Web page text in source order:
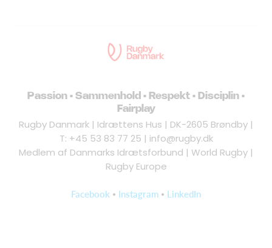
Passion • Sammenhold • Respekt • Disciplin •
Fairplay
Rugby Danmark | Idrættens Hus | DK-2605 Brøndby |
T: +45 53 83 77 25 | info@rugby.dk
Medlem af Danmarks Idrætsforbund | World Rugby |
Rugby Europe
Facebook • Instagram • LinkedIn